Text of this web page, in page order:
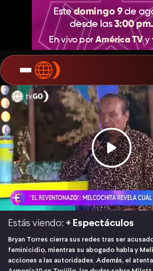
Estás viendo: + Espectáculos
Bryan Torres cierra sus redes tras ser
feminicidio, mientras su abogado habla y
acciones a las autoridades. Además, el